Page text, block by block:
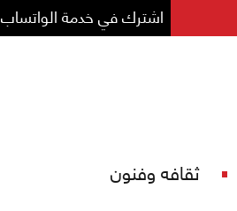
اشترك في خدمة الواتساب
ثقافه وفنون